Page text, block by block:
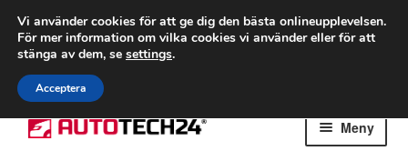
FRAKT från 75 kr
Världsomspännande frakt
Ring 766 924 713
Hoppa
till
Hoppa
till
Meny
Vi använder cookies för att ge dig den bästa onlineupplevelsen.
För mer information om vilka cookies vi använder eller för att
stänga av dem, se settings.
Acceptera